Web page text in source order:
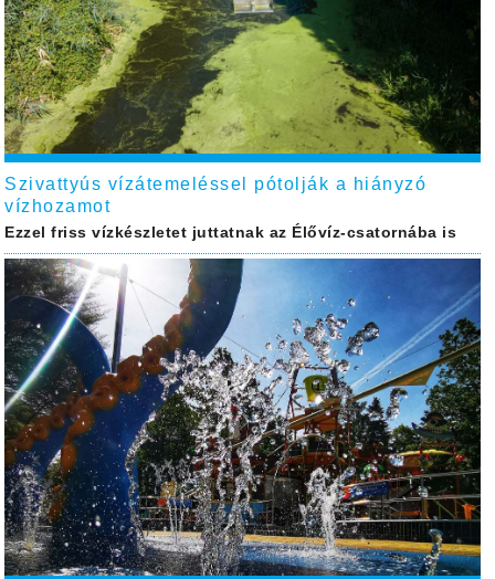
Szivattyús vízátemeléssel pótolják a hiányzó
vízhozamot
Ezzel friss vízkészletet juttatnak az Élővíz-csatornába is